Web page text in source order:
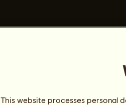
This website processes personal